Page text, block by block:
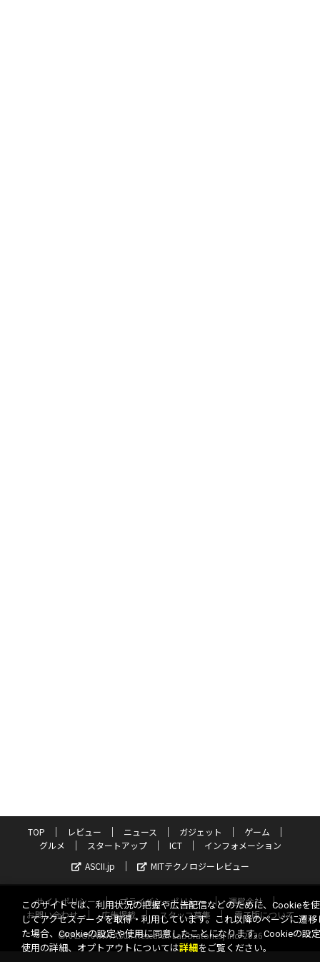
TOP レビュー ニュース ガジェット
ゲーム
グルメ
スタートアップ ICT
インフォメーション
ASCII.jp
MITテクノロジーレビュー
サイトポリシー プライバシーポリシー
運営会社
お問い合わせ
広告掲載 スタッフ募集
電子版について
©KADOKAWA ASCII Research Laboratories, Inc. 2026
このサイトでは、利用状況の把握や広告配信などのために、Cookieを
してアクセスデータを取得・利用しています。これ以降のページに遷移
た場合、Cookieの設定や使用に同意したことになります。Cookieの設
使用の詳細、オプトアウトについては詳細 をご覧ください。